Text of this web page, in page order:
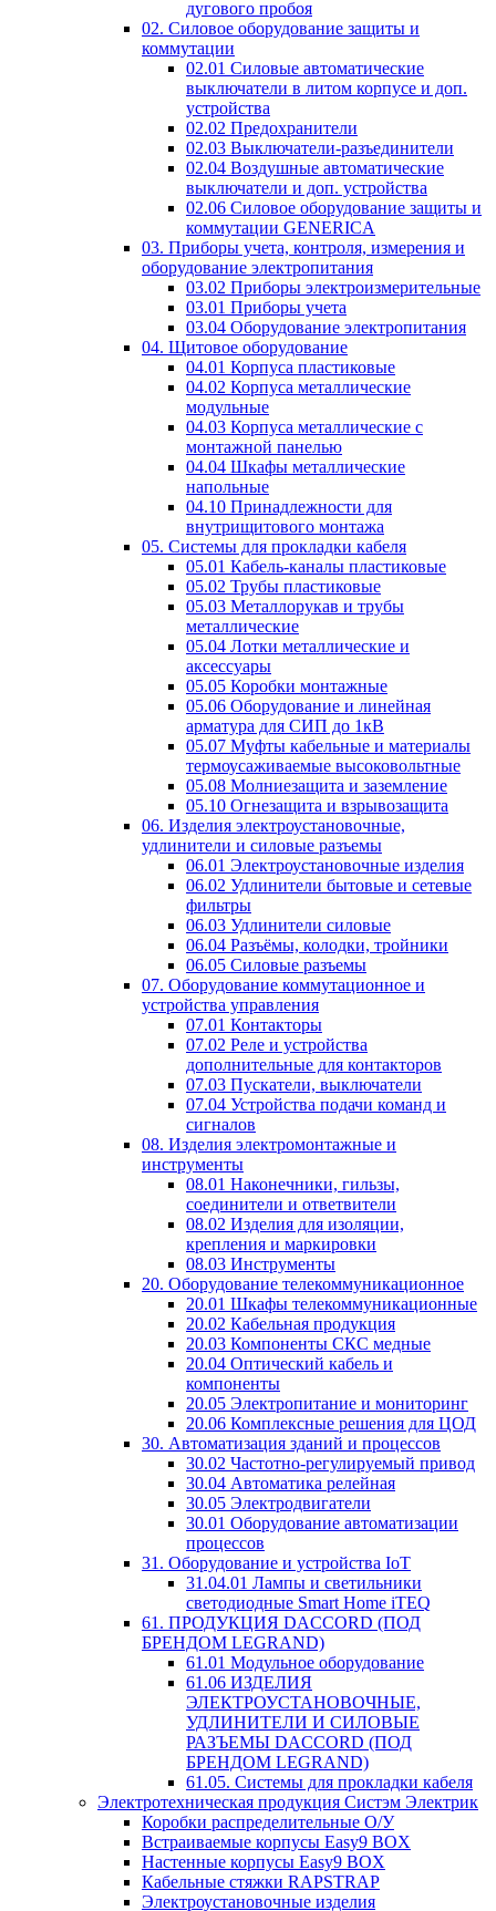
дугового пробоя
02. Силовое оборудование защиты и
коммутации
02.01 Силовые автоматические
выключатели в литом корпусе и доп.
устройства
02.02 Предохранители
02.03 Выключатели-разъединители
02.04 Воздушные автоматические
выключатели и доп. устройства
02.06 Силовое оборудование защиты и
коммутации GENERICA
03. Приборы учета, контроля, измерения и
оборудование электропитания
03.02 Приборы электроизмерительные
03.01 Приборы учета
03.04 Оборудование электропитания
04. Щитовое оборудование
04.01 Корпуса пластиковые
04.02 Корпуса металлические
модульные
04.03 Корпуса металлические с
монтажной панелью
04.04 Шкафы металлические
напольные
04.10 Принадлежности для
внутрищитового монтажа
05. Системы для прокладки кабеля
05.01 Кабель-каналы пластиковые
05.02 Трубы пластиковые
05.03 Металлорукав и трубы
металлические
05.04 Лотки металлические и
аксессуары
05.05 Коробки монтажные
05.06 Оборудование и линейная
арматура для СИП до 1кВ
05.07 Муфты кабельные и материалы
термоусаживаемые высоковольтные
05.08 Молниезащита и заземление
05.10 Огнезащита и взрывозащита
06. Изделия электроустановочные,
удлинители и силовые разъемы
06.01 Электроустановочные изделия
06.02 Удлинители бытовые и сетевые
фильтры
06.03 Удлинители силовые
06.04 Разъёмы, колодки, тройники
06.05 Силовые разъемы
07. Оборудование коммутационное и
устройства управления
07.01 Контакторы
07.02 Реле и устройства
дополнительные для контакторов
07.03 Пускатели, выключатели
07.04 Устройства подачи команд и
сигналов
08. Изделия электромонтажные и
инструменты
08.01 Наконечники, гильзы,
соединители и ответвители
08.02 Изделия для изоляции,
крепления и маркировки
08.03 Инструменты
20. Оборудование телекоммуникационное
20.01 Шкафы телекоммуникационные
20.02 Кабельная продукция
20.03 Компоненты СКС медные
20.04 Оптический кабель и
компоненты
20.05 Электропитание и мониторинг
20.06 Комплексные решения для ЦОД
30. Автоматизация зданий и процессов
30.02 Частотно-регулируемый привод
30.04 Автоматика релейная
30.05 Электродвигатели
30.01 Оборудование автоматизации
процессов
31. Оборудование и устройства IoT
31.04.01 Лампы и светильники
светодиодные Smart Home iTEQ
61. ПРОДУКЦИЯ DACCORD (ПОД
БРЕНДОМ LEGRAND)
61.01 Модульное оборудование
61.06 ИЗДЕЛИЯ
ЭЛЕКТРОУСТАНОВОЧНЫЕ,
УДЛИНИТЕЛИ И СИЛОВЫЕ
РАЗЪЕМЫ DACCORD (ПОД
БРЕНДОМ LEGRAND)
61.05. Системы для прокладки кабеля
Электротехническая продукция Систэм Электрик
Коробки распределительные О/У
Встраиваемые корпусы Easy9 BOX
Настенные корпусы Easy9 BOX
Кабельные стяжки RAPSTRAP
Электроустановочные изделия